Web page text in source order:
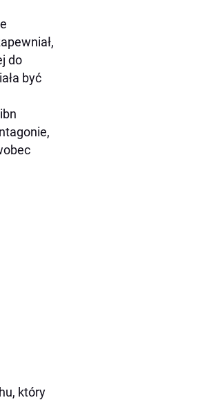
do
być
który